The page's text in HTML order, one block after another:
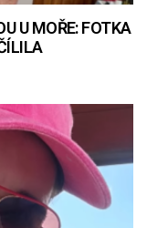
U MOŘE: FOTKA